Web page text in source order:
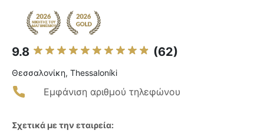
9.8 (62)
Θεσσαλονίκη, Thessaloníki
Εμφάνιση αριθμού τηλεφώνου
Σχετικά με την εταιρεία: